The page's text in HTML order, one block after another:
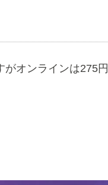
オンラインは275円